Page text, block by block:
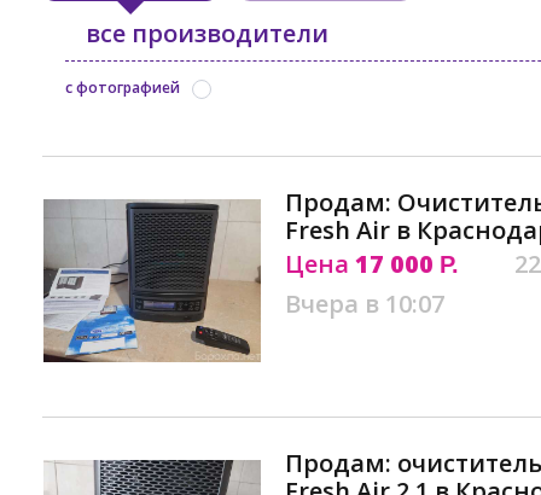
все производители
с фотографией
Продам:
Frеsh Аir в
Цена 17 000 Р.
Вчера в 10:07
Продам: